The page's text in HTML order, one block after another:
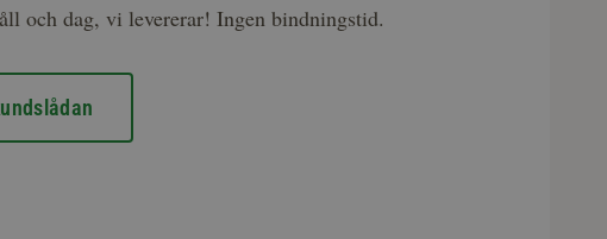
och dag, vi levererar! Ingen bindningstid.